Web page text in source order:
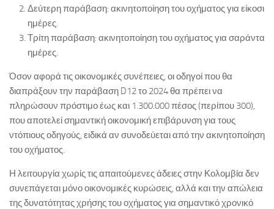
Δεύτερη παράβαση: ακινητοποίηση του οχήματος για είκοσι
ημέρες.
Τρίτη παράβαση: ακινητοποίηση του οχήματος για σαράντα
ημέρες.
Όσον αφορά τις οικονομικές συνέπειες, οι οδηγοί που θα
διαπράξουν την παράβαση D12 το 2024 θα πρέπει να
πληρώσουν πρόστιμο έως και 1.300.000 πέσος (περίπου 300),
που αποτελεί σημαντική οικονομική επιβάρυνση για τους
ντόπιους οδηγούς, ειδικά αν συνοδεύεται από την ακινητοποίηση
του οχήματος.
Η λειτουργία χωρίς τις απαιτούμενες άδειες στην Κολομβία δεν
συνεπάγεται μόνο οικονομικές κυρώσεις, αλλά και την απώλεια
της δυνατότητας χρήσης του οχήματος για σημαντικό χρονικό